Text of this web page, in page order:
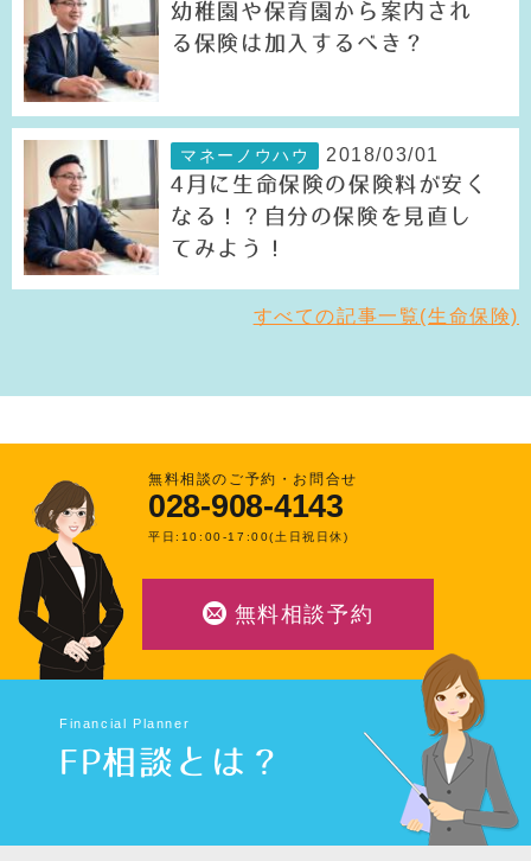
幼稚園や保育園から案内され
る保険は加入するべき？
マネーノウハウ 2018/03/01
4月に生命保険の保険料が安く
なる！？自分の保険を見直し
てみよう！
すべての記事一覧(生命保険)
無料相談のご予約・お問合せ
028-908-4143
平日:10:00-17:00(土日祝日休)
無料相談予約
Financial Planner
FP相談とは？